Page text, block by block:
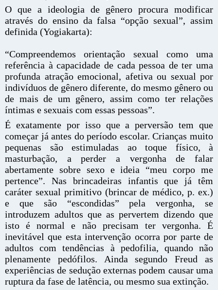
O que a ideologia de gênero procura modificar
através do ensino da falsa “opção sexual”, assim
definida (Yogiakarta):
“Compreendemos orientação sexual como uma
referência à capacidade de cada pessoa de ter uma
profunda atração emocional, afetiva ou sexual por
indivíduos de gênero diferente, do mesmo gênero ou
de mais de um gênero, assim como ter relações
íntimas e sexuais com essas pessoas”.
É exatamente por isso que a perversão tem que
começar já antes do período escolar. Crianças muito
pequenas são estimuladas ao toque físico, à
masturbação, a perder a vergonha de falar
abertamente sobre sexo e ideia “meu corpo me
pertence”. Nas brincadeiras infantis que já têm
caráter sexual primitivo (brincar de médico, p. ex.)
e que são “escondidas” pela vergonha, se
introduzem adultos que as pervertem dizendo que
isto é normal e não precisam ter vergonha. É
inevitável que esta intervenção ocorra por parte de
adultos com tendências à pedofilia, quando não
plenamente pedófilos. Ainda segundo Freud as
experiências de sedução externas podem causar uma
ruptura da fase de latência, ou mesmo sua extinção.